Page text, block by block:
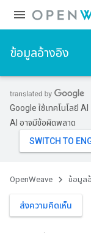
ข้อมูลอ้างอิง
Google ใช้เทคโนโลยี
AI อาจมีข้อผิดพลาด
OpenWeave ข้อมูล
ส่งความคิดเห็น